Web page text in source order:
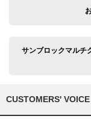
サンブロックマル
CUSTOMERS' VOICE